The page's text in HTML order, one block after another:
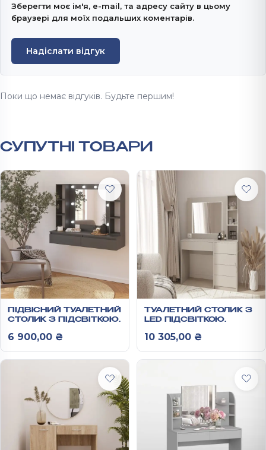
Зберегти моє ім'я, e-mail, та адресу сайту в цьому
браузері для моїх подальших коментарів.
Надіслати відгук
Поки що немає відгуків. Будьте першим!
СУПУТНІ ТОВАРИ
ПІДВІСНИЙ ТУАЛЕТНИЙ
СТОЛИК З ПІДСВІТКОЮ
6 900,00 ₴
ТУАЛЕТНИЙ СТОЛИК З
LED ПІДСВІТКОЮ
10 305,00 ₴